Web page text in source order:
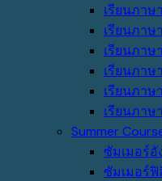
เรียนภา
เรียนภาษ
เรียนภาษ
เรียนภา
เรียนภาษ
เรียนภาษ
Summer
ซัมเมอร์
ซัมเมอร์